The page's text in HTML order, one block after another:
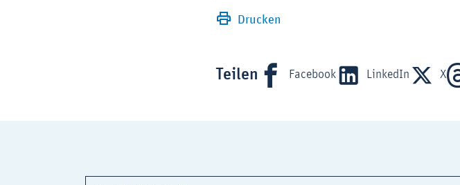
Drucken
Teilen Facebook LinkedIn X